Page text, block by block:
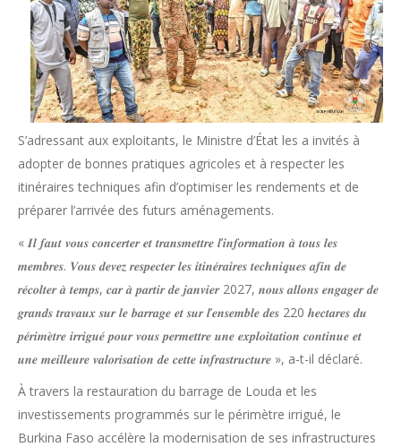
S’adressant aux exploitants, le Ministre d’État les a invités à
adopter de bonnes pratiques agricoles et à respecter les
itinéraires techniques afin d’optimiser les rendements et de
préparer l’arrivée des futurs aménagements.
« 𝑰𝒍 𝒇𝒂𝒖𝒕 𝒗𝒐𝒖𝒔 𝒄𝒐𝒏𝒄𝒆𝒓𝒕𝒆𝒓 𝒆𝒕 𝒕𝒓𝒂𝒏𝒔𝒎𝒆𝒕𝒕𝒓𝒆 𝒍’𝒊𝒏𝒇𝒐𝒓𝒎𝒂𝒕𝒊𝒐𝒏 𝒂̀ 𝒕𝒐𝒖𝒔 𝒍𝒆𝒔
𝒎𝒆𝒎𝒃𝒓𝒆𝒔. 𝑽𝒐𝒖𝒔 𝒅𝒆𝒗𝒆𝒛 𝒓𝒆𝒔𝒑𝒆𝒄𝒕𝒆𝒓 𝒍𝒆𝒔 𝒊𝒕𝒊𝒏𝒆́𝒓𝒂𝒊𝒓𝒆𝒔 𝒕𝒆𝒄𝒉𝒏𝒊𝒒𝒖𝒆𝒔 𝒂𝒇𝒊𝒏 𝒅𝒆
𝒓𝒆́𝒄𝒐𝒍𝒕𝒆𝒓 𝒂̀ 𝒕𝒆𝒎𝒑𝒔, 𝒄𝒂𝒓 𝒂̀ 𝒑𝒂𝒓𝒕𝒊𝒓 𝒅𝒆 𝒋𝒂𝒏𝒗𝒊𝒆𝒓 2027, 𝒏𝒐𝒖𝒔 𝒂𝒍𝒍𝒐𝒏𝒔 𝒆𝒏𝒈𝒂𝒈𝒆𝒓 𝒅𝒆
𝒈𝒓𝒂𝒏𝒅𝒔 𝒕𝒓𝒂𝒗𝒂𝒖𝒙 𝒔𝒖𝒓 𝒍𝒆 𝒃𝒂𝒓𝒓𝒂𝒈𝒆 𝒆𝒕 𝒔𝒖𝒓 𝒍’𝒆𝒏𝒔𝒆𝒎𝒃𝒍𝒆 𝒅𝒆𝒔 220 𝒉𝒆𝒄𝒕𝒂𝒓𝒆𝒔 𝒅𝒖
𝒑𝒆́𝒓𝒊𝒎𝒆̀𝒕𝒓𝒆 𝒊𝒓𝒓𝒊𝒈𝒖𝒆́ 𝒑𝒐𝒖𝒓 𝒗𝒐𝒖𝒔 𝒑𝒆𝒓𝒎𝒆𝒕𝒕𝒓𝒆 𝒖𝒏𝒆 𝒆𝒙𝒑𝒍𝒐𝒊𝒕𝒂𝒕𝒊𝒐𝒏 𝒄𝒐𝒏𝒕𝒊𝒏𝒖𝒆 𝒆𝒕
𝒖𝒏𝒆 𝒎𝒆𝒊𝒍𝒍𝒆𝒖𝒓𝒆 𝒗𝒂𝒍𝒐𝒓𝒊𝒔𝒂𝒕𝒊𝒐𝒏 𝒅𝒆 𝒄𝒆𝒕𝒕𝒆 𝒊𝒏𝒇𝒓𝒂𝒔𝒕𝒓𝒖𝒄𝒕𝒖𝒓𝒆 », a-t-il déclaré.
À travers la restauration du barrage de Louda et les
investissements programmés sur le périmètre irrigué, le
Burkina Faso accélère la modernisation de ses infrastructures